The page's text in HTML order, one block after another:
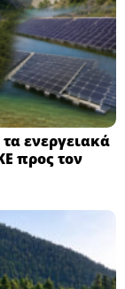
ενεργειακά
προς τον